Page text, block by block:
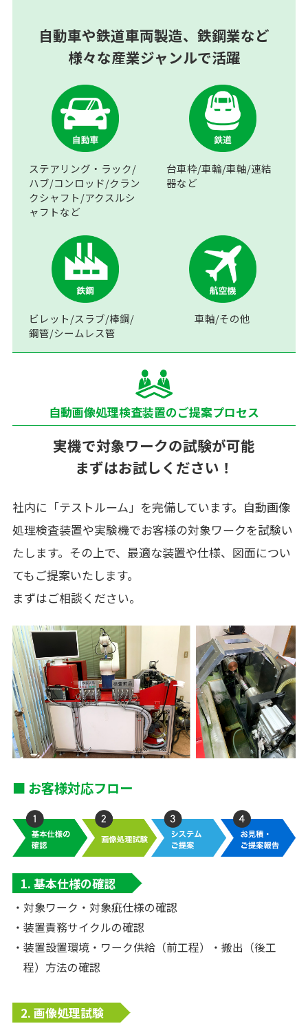
自動車や鉄道車両製造、鉄鋼業など
様々な産業ジャンルで活躍
ステアリング・ラック/
ハブ/コンロッド/クラン
クシャフト/アクスルシ
ャフトなど
台車枠/車輪/車軸/連結
器など
ビレット/スラブ/棒鋼/
鋼管/シームレス管
車軸/その他
自動画像処理検査装置のご提案プロセス
実機で対象ワークの試験が可能
まずはお試しください！
社内に「テストルーム」を完備しています。自動画像
処理検査装置や実験機でお客様の対象ワークを試験い
たします。その上で、最適な装置や仕様、図面につい
てもご提案いたします。
まずはご相談ください。
■ お客様対応フロー
1. 基本仕様の確認
・対象ワーク・対象疵仕様の確認
・装置責務サイクルの確認
・装置設置環境・ワーク供給（前工程）・搬出（後工
程）方法の確認
2. 画像処理試験